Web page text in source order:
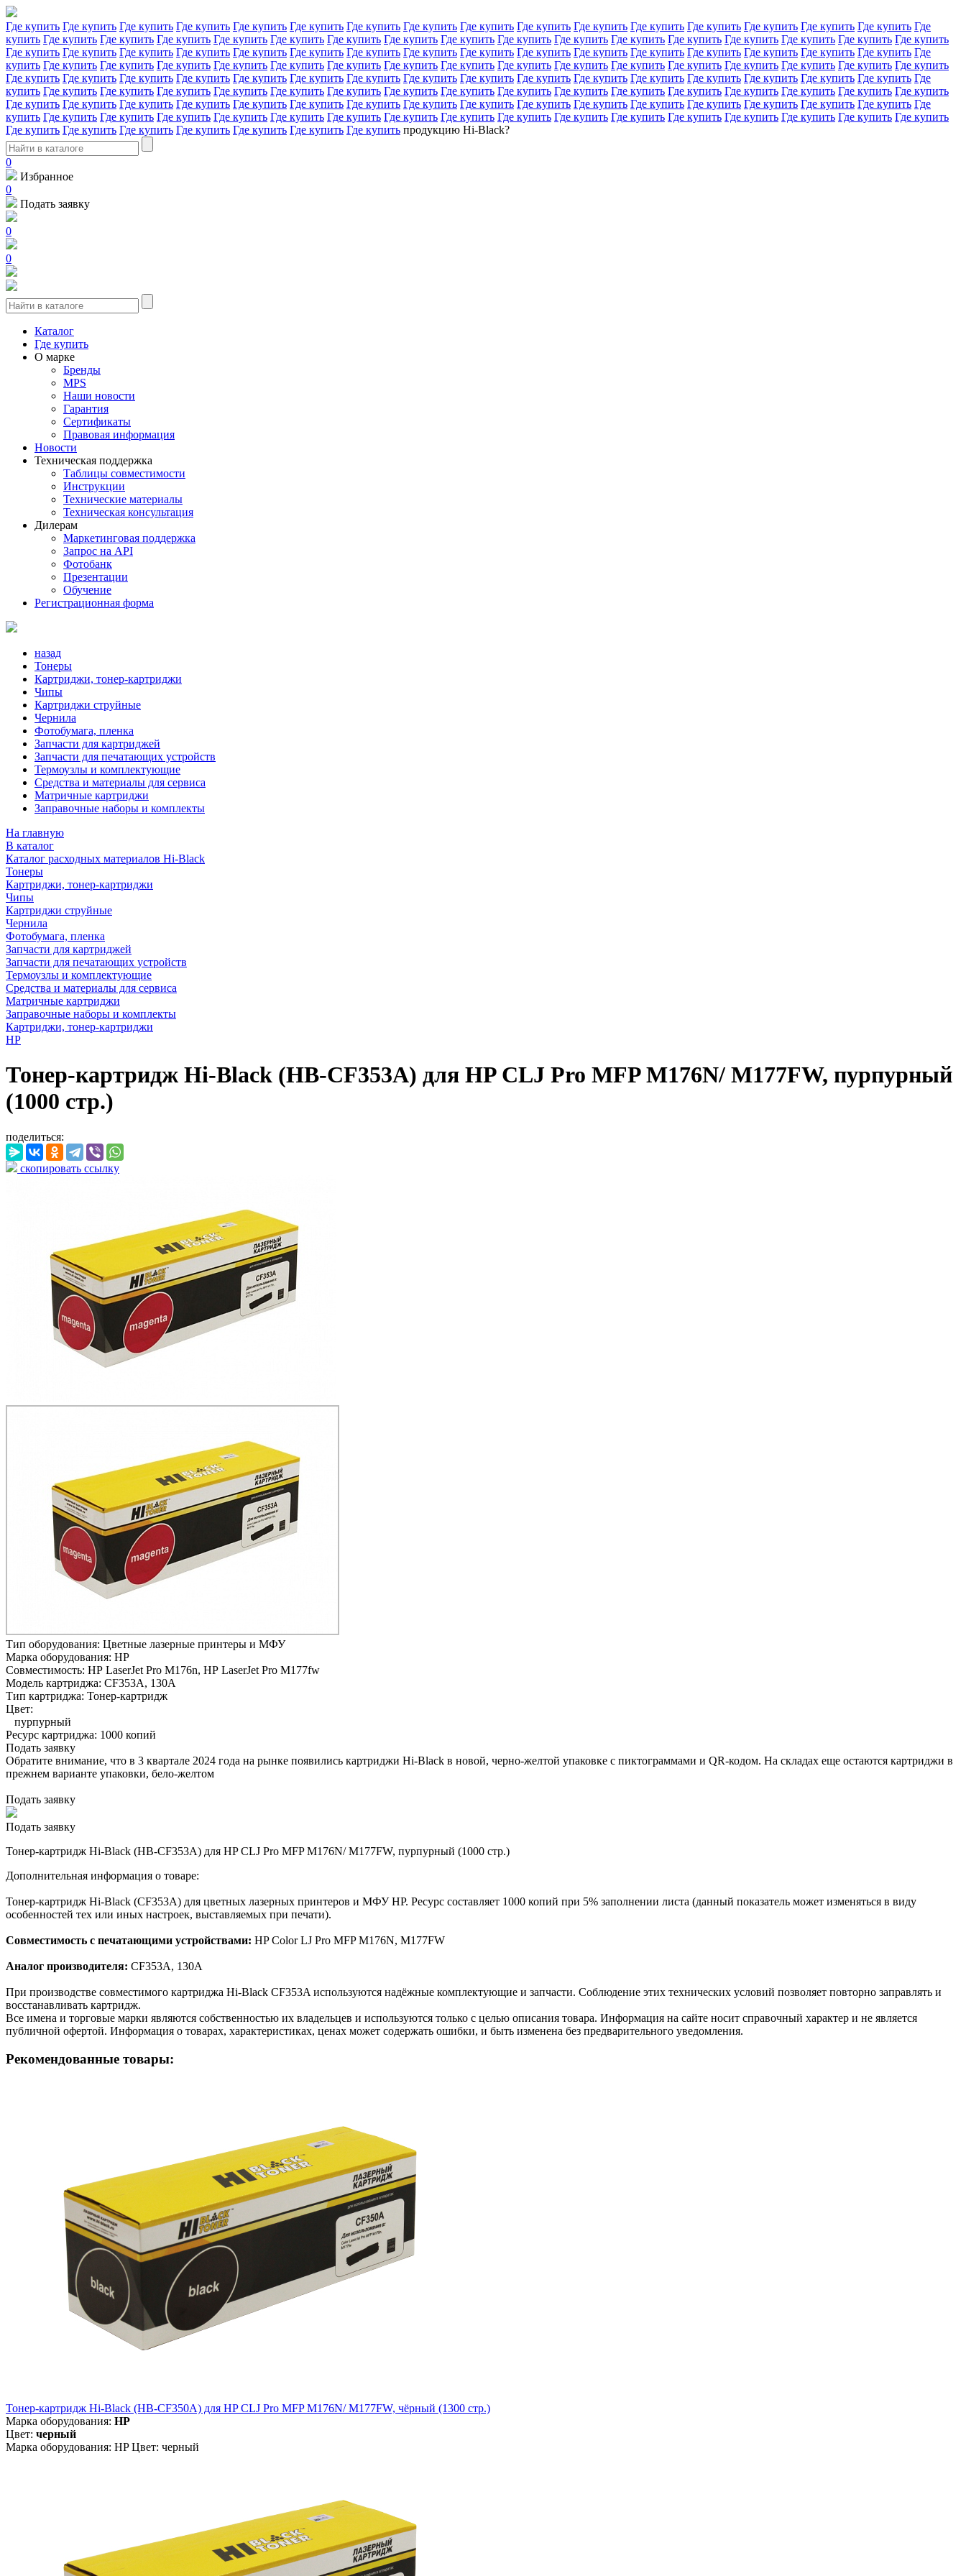
Где купить Где купить Где купить Где купить Где купить Где купить Где купить Где купить Где купить Где купить Где купить Где купить Где купить Где купить Где купить Где купить Где
купить Где купить Где купить Где купить Где купить Где купить Где купить Где купить Где купить Где купить Где купить Где купить Где купить Где купить Где купить Где купить Где купить
Где купить Где купить Где купить Где купить Где купить Где купить Где купить Где купить Где купить Где купить Где купить Где купить Где купить Где купить Где купить Где купить Где
купить Где купить Где купить Где купить Где купить Где купить Где купить Где купить Где купить Где купить Где купить Где купить Где купить Где купить Где купить Где купить Где купить
Где купить Где купить Где купить Где купить Где купить Где купить Где купить Где купить Где купить Где купить Где купить Где купить Где купить Где купить Где купить Где купить Где
купить Где купить Где купить Где купить Где купить Где купить Где купить Где купить Где купить Где купить Где купить Где купить Где купить Где купить Где купить Где купить Где купить
Где купить Где купить Где купить Где купить Где купить Где купить Где купить Где купить Где купить Где купить Где купить Где купить Где купить Где купить Где купить Где купить Где
купить Где купить Где купить Где купить Где купить Где купить Где купить Где купить Где купить Где купить Где купить Где купить Где купить Где купить Где купить Где купить Где купить
Где купить Где купить Где купить Где купить Где купить Где купить Где купить продукцию Hi-Black?
0
Избранное
0
Подать заявку
0
0
Каталог
Где купить
О марке
Бренды
MPS
Наши новости
Гарантия
Сертификаты
Правовая информация
Новости
Техническая поддержка
Таблицы совместимости
Инструкции
Технические материалы
Техническая консультация
Дилерам
Маркетинговая поддержка
Запрос на API
Фотобанк
Презентации
Обучение
Регистрационная форма
назад
Тонеры
Картриджи, тонер-картриджи
Чипы
Картриджи струйные
Чернила
Фотобумага, пленка
Запчасти для картриджей
Запчасти для печатающих устройств
Термоузлы и комплектующие
Средства и материалы для сервиса
Матричные картриджи
Заправочные наборы и комплекты
На главную
В каталог
Каталог расходных материалов Hi-Black
Тонеры
Картриджи, тонер-картриджи
Чипы
Картриджи струйные
Чернила
Фотобумага, пленка
Запчасти для картриджей
Запчасти для печатающих устройств
Термоузлы и комплектующие
Средства и материалы для сервиса
Матричные картриджи
Заправочные наборы и комплекты
Картриджи, тонер-картриджи
HP
Тонер-картридж Hi-Black (HB-CF353A) для HP CLJ Pro MFP M176N/ M177FW, пурпурный
(1000 стр.)
поделиться:
скопировать ссылку
Тип оборудования: Цветные лазерные принтеры и МФУ
Марка оборудования: HP
Совместимость: HP LaserJet Pro M176n, HP LaserJet Pro M177fw
Модель картриджа: CF353A, 130A
Тип картриджа: Тонер-картридж
Цвет:
пурпурный
Ресурс картриджа: 1000 копий
Подать заявку
Обратите внимание, что в 3 квартале 2024 года на рынке появились картриджи Hi-Black в новой, черно-желтой упаковке с пиктограммами и QR-кодом. На складах еще остаются картриджи в
прежнем варианте упаковки, бело-желтом
Подать заявку
Подать заявку
Тонер-картридж Hi-Black (HB-CF353A) для HP CLJ Pro MFP M176N/ M177FW, пурпурный (1000 стр.)
Дополнительная информация о товаре:
Тонер-картридж Hi-Black (CF353A) для цветных лазерных принтеров и МФУ HP. Ресурс составляет 1000 копий при 5% заполнении листа (данный показатель может изменяться в виду
особенностей тех или иных настроек, выставляемых при печати).
Совместимость с печатающими устройствами: HP Color LJ Pro MFP M176N, M177FW
Аналог производителя: CF353A, 130A
При производстве совместимого картриджа Hi-Black CF353A используются надёжные комплектующие и запчасти. Соблюдение этих технических условий позволяет повторно заправлять и
восстанавливать картридж.
Все имена и торговые марки являются собственностью их владельцев и используются только с целью описания товара. Информация на сайте носит справочный характер и не является
публичной офертой. Информация о товарах, характеристиках, ценах может содержать ошибки, и быть изменена без предварительного уведомления.
Рекомендованные товары:
Тонер-картридж Hi-Black (HB-CF350A) для HP CLJ Pro MFP M176N/ M177FW, чёрный (1300 стр.)
Марка оборудования: HP
Цвет: черный
Марка оборудования: HP Цвет: черный